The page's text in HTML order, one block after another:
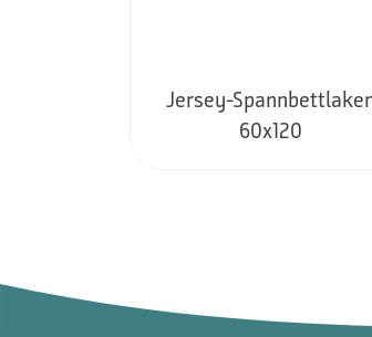
Jersey-
60x120